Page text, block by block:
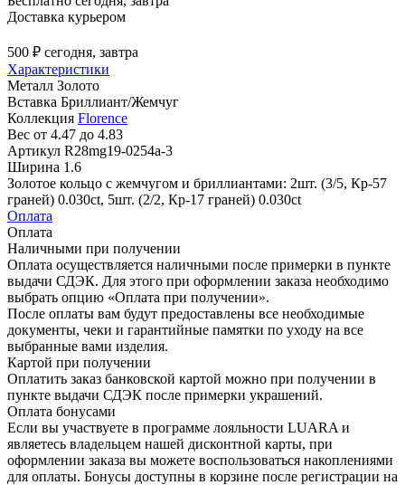
Доставка курьером
500 ₽ сегодня, завтра
Характеристики
Металл Золото
Вставка Бриллиант/Жемчуг
Коллекция Florence
Вес от 4.47 до 4.83
Артикул R28mg19-0254a-3
Ширина 1.6
Золотое кольцо с жемчугом и бриллиантами: 2шт. (3/5, Кр-57
граней) 0.030ct, 5шт. (2/2, Кр-17 граней) 0.030ct
Оплата
Оплата
Наличными при получении
Оплата осуществляется наличными после примерки в пункте
выдачи СДЭК. Для этого при оформлении заказа необходимо
выбрать опцию «Оплата при получении».
После оплаты вам будут предоставлены все необходимые
документы, чеки и гарантийные памятки по уходу на все
выбранные вами изделия.
Картой при получении
Оплатить заказ банковской картой можно при получении в
пункте выдачи СДЭК после примерки украшений.
Оплата бонусами
Если вы участвуете в программе лояльности LUARA и
являетесь владельцем нашей дисконтной карты, при
оформлении заказа вы можете воспользоваться накоплениями
для оплаты. Бонусы доступны в корзине после регистрации на